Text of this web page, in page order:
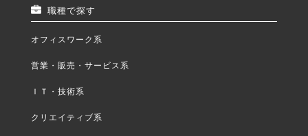
職種で探す
オフィスワーク系
営業・販売・サービス系
ＩＴ・技術系
クリエイティブ系